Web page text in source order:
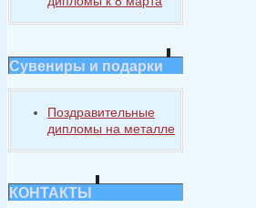
Сувениры и подарки
Поздравительные
дипломы на металле
КОНТАКТЫ